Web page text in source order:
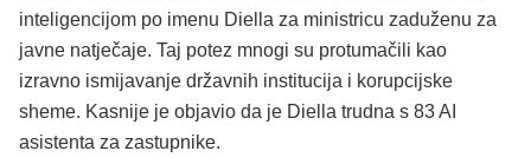
inteligencijom po imenu Diella za ministricu zaduženu za
javne natječaje. Taj potez mnogi su protumačili kao
izravno ismijavanje državnih institucija i korupcijske
sheme. Kasnije je objavio da je Diella trudna s 83 AI
asistenta za zastupnike.